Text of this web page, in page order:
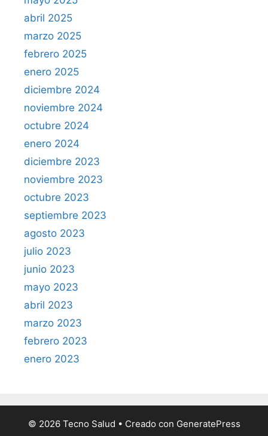
abril 2025
marzo 2025
febrero 2025
enero 2025
diciembre 2024
noviembre 2024
octubre 2024
enero 2024
diciembre 2023
noviembre 2023
octubre 2023
septiembre 2023
agosto 2023
julio 2023
junio 2023
mayo 2023
abril 2023
marzo 2023
febrero 2023
enero 2023
© 2026 Tecno Salud • Creado con GeneratePress